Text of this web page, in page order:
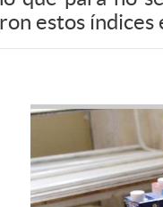
estos índices